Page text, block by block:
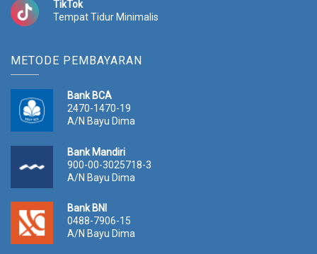
TikTok
Tempat Tidur Minimalis
METODE PEMBAYARAN
Bank BCA
2470-1470-19
A/N Bayu Dima
Bank Mandiri
900-00-3025718-3
A/N Bayu Dima
Bank BNI
0488-7906-15
A/N Bayu Dima